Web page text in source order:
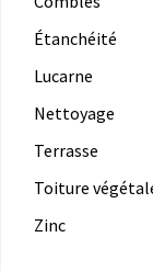
Étanchéité
Lucarne
Nettoyage
Terrasse
Toiture
Zinc